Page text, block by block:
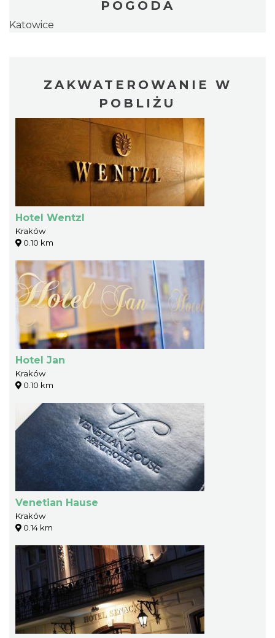
POGODA
Katowice
ZAKWATEROWANIE W
POBLIŻU
Hotel Wentzl
Kraków
0.10 km
Hotel Jan
Kraków
0.10 km
Venetian Hause
Kraków
0.14 km